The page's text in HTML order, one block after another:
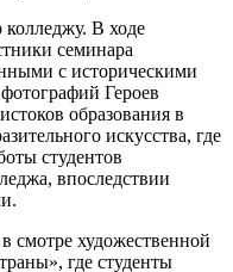
колледжу. В ходе
семинара
с историческими
Героев
образования в
искусства, где
студентов
впоследствии
смотре художественной
где студенты